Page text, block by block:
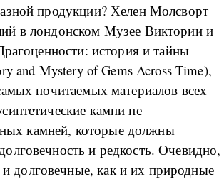
продукции? Хелен Молсворт
в лондонском Музее Виктории и
история и тайны
and Mystery of Gems Across Time),
почитаемых материалов всех
камни не
камней, которые должны
и редкость. Очевидно,
долговечные, как и их природные